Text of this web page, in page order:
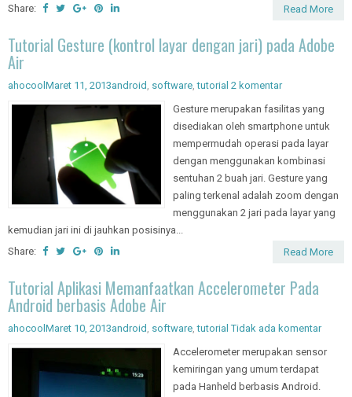
Share: Read More
Tutorial Gesture (kontrol layar dengan jari) pada Adobe
Air
ahocool Maret 11, 2013android , software,tutorial 2 komentar
Gesture merupakan fasilitas yang
disediakan oleh smartphone untuk
mempermudah operasi pada layar
dengan menggunakan kombinasi
sentuhan 2 buah jari. Gesture yang
paling terkenal adalah zoom dengan
menggunakan 2 jari pada layar yang
kemudian jari ini di jauhkan posisinya...
Share:
Read More
Tutorial Aplikasi Memanfaatkan Accelerometer Pada
Android berbasis Adobe Air
ahocool Maret 10, 2013android , software,tutorial Tidak ada komentar
Accelerometer merupakan sensor
kemiringan yang umum terdapat
pada Hanheld berbasis Android.